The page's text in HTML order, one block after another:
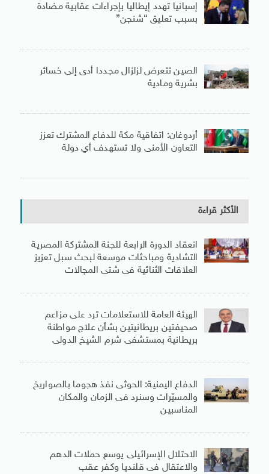
إسبانيا تهدد إيطاليا بإجراءات عقابية مضادة
بسبب تعليق “شنجن”
الصين تتعرض لزلزال مجددا أدى إلى خسائر
بشرية ومادية
أردوغان: اتفاقية مكة للدفاع المشترك تعزز
التعاون الأمنى ولا تستهدف أي دولة
الأكثر قراءة
انعقاد الدورة الرابعة للجنة المشتركة المصرية
التشادية ومباحثات موسعة لبحث سبل تعزيز
العلاقات الثنائية فى شتى المجالات
الهيئة العامة للاستعلامات ترد على مزاعم
صحيفتين بريطانيتين بشأن علاج مواطنة
بريطانية بمستشفى شرم الشيخ الدولى
الدفاع اليمنية: الحوثى نفذ هجوما بالصواريخ
والمسيّرات وسنرد فى الزمان والمكان
المناسبين
الاحتلال الإسرائيلى يوسع حملات الدهم
والاعتقال فى قلنديا وكفر عقب